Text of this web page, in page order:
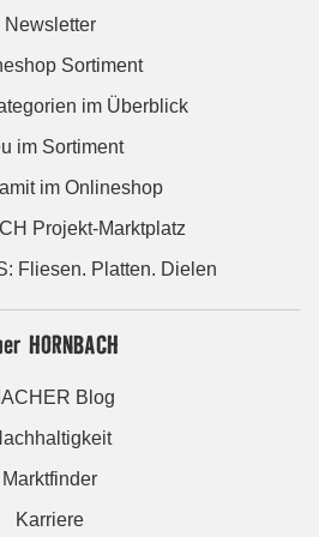
Newsletter
Sortiment
im Überblick
im Sortiment
im Onlineshop
Projekt-Marktplatz
Fliesen. Platten. Dielen
HORNBACH
Blog
Marktfinder
Karriere